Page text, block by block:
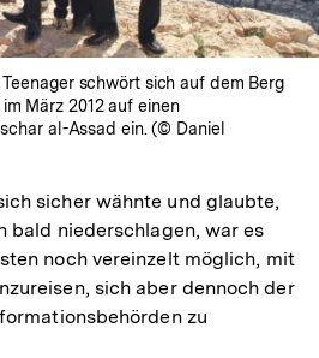
schwört sich auf dem Berg
März 2012 auf einen
al-Assad ein. (© Daniel
sicher wähnte und glaubte,
bald niederschlagen, war es
noch vereinzelt möglich, mit
sich aber dennoch der
zu